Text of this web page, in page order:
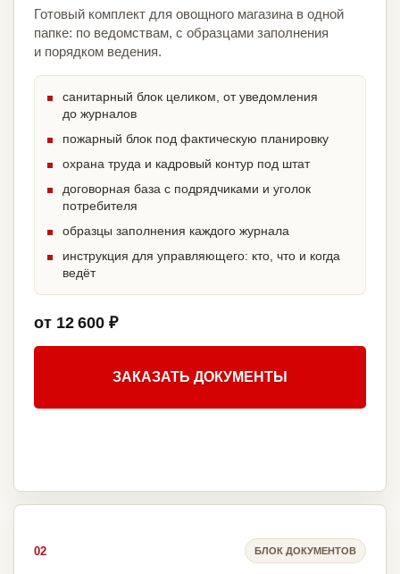
Готовый комплект для овощного магазина в одной
папке: по ведомствам, с образцами заполнения
и порядком ведения.
санитарный блок целиком, от уведомления
до журналов
пожарный блок под фактическую планировку
охрана труда и кадровый контур под штат
договорная база с подрядчиками и уголок
потребителя
образцы заполнения каждого журнала
инструкция для управляющего: кто, что и когда
ведёт
от 12 600 ₽
ЗАКАЗАТЬ ДОКУМЕНТЫ
02 БЛОК ДОКУМЕНТОВ